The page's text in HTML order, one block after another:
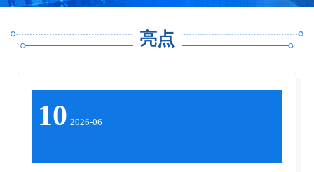
亮点
10 2026-06